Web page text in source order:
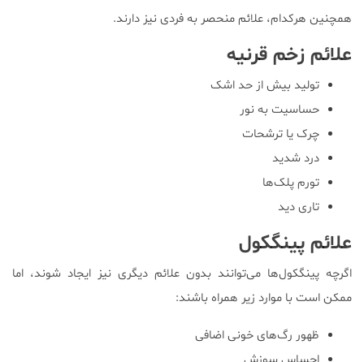
همچنین هرکدام، علائم منحصر به فردی نیز دارند.
علائم زخم قرنیه
تولید بیش از حد اشک
حساسیت به نور
چرک یا ترشحات
درد شدید
تورم پلک‌ها
تاری دید
علائم پینگکول
اگرچه پینگکول‌ها می‌توانند بدون علائم دیگری نیز ایجاد شوند، اما
ممکن است با موارد زیر همراه باشند:
ظهور رگ‌های خونی اضافی